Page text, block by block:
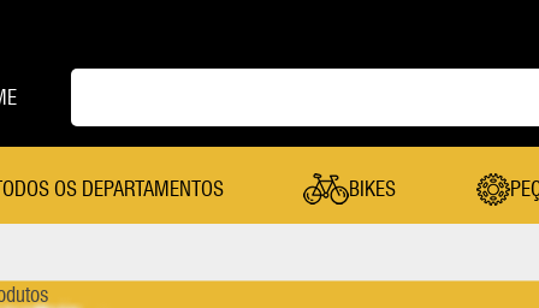
OS DEPARTAMENTOS BIKES
PEÇAS